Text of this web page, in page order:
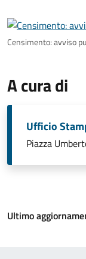
Censimento: avviso
A cura di
Ufficio
Piazza
Ultimo